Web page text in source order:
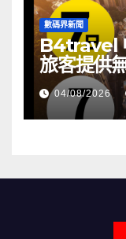
數碼界新聞
B4travel
旅客提供
04/08/2026